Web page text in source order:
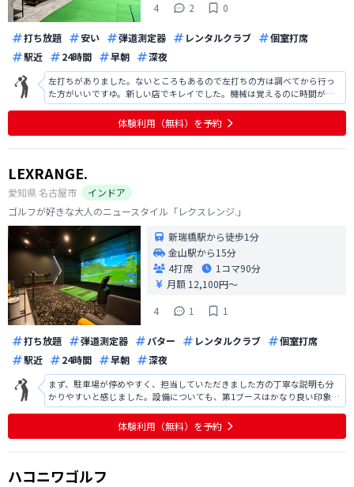
4
2 0
打ち放題 安い 弾道測定器 レンタルクラブ
個室打席
駅近
24時間 早朝 深夜
左打ちがありました。ないところもあるので左打ちの方は調べてから行っ
た方がいいですゆ。新しい店でキレイでした。機械は覚えるのに時間がか
かりそうですが、練習用、コース用と選べます。クラブ、靴も置いてあ
り、仕事帰りでも便利だと思います。左打ちはおいてないです。お店の方の
説明が丁寧で分かりやすかったです。
体験利用（無料）を予約
LEXRANGE.
愛知県名古屋市
インドア
ゴルフが好きな大人のニュースタイル「レクスレンジ.」
新瑞橋駅から徒歩1分
金山駅から15分
4打席
1コマ90分
月額 12,100円〜
4
1 1
打ち放題 弾道測定器 パター レンタルクラブ
個室打席
駅近
24時間 早朝 深夜
まず、駐車場が停めやすく、担当していただきました方の丁寧な説明も分
かりやすいと感じました。設備についても、第1ブースはかなり良い印象で
した。入会の場合の説明もいただき、コスパも良いと感じました。入会金
無料のキャンペーン等あれば、まずは入会となるので、その設定があれば
更にいいと感じました。今は他も体験
体験利用（無料）を予約
ハコニワゴルフ